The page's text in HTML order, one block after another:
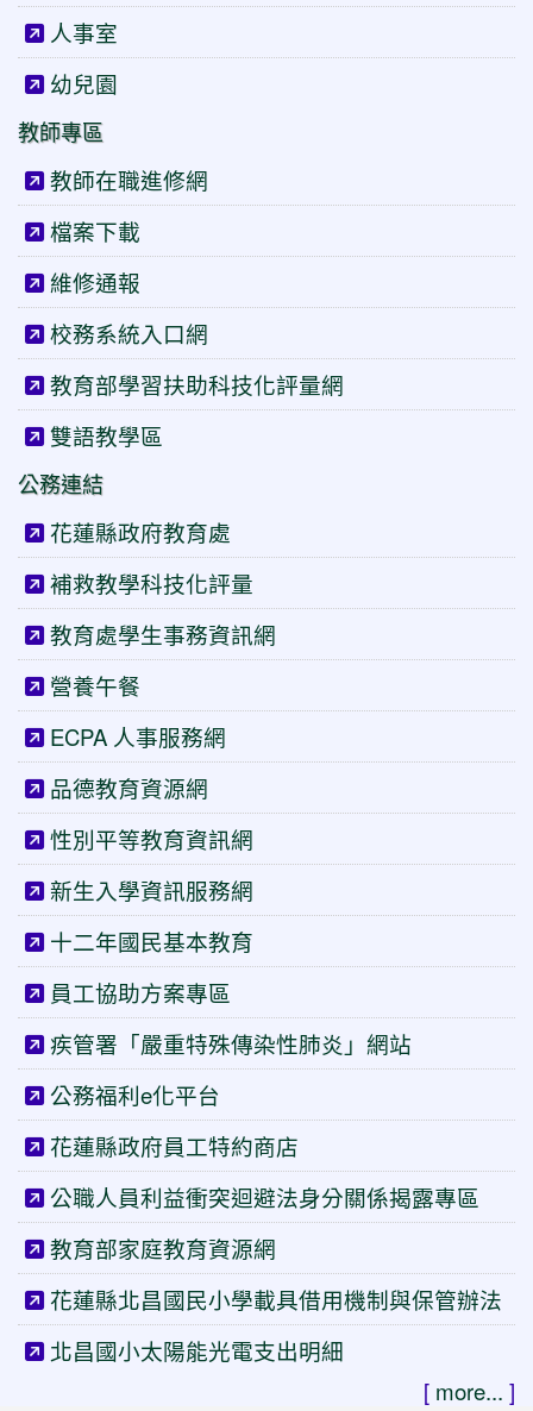
人事室
幼兒園
教師專區
教師在職進修網
檔案下載
維修通報
校務系統入口網
教育部學習扶助科技化評量網
雙語教學區
公務連結
花蓮縣政府教育處
補救教學科技化評量
教育處學生事務資訊網
營養午餐
ECPA 人事服務網
品德教育資源網
性別平等教育資訊網
新生入學資訊服務網
十二年國民基本教育
員工協助方案專區
疾管署「嚴重特殊傳染性肺炎」網站
公務福利e化平台
花蓮縣政府員工特約商店
公職人員利益衝突迴避法身分關係揭露專區
教育部家庭教育資源網
花蓮縣北昌國民小學載具借用機制與保管辦法
北昌國小太陽能光電支出明細
[ more... ]